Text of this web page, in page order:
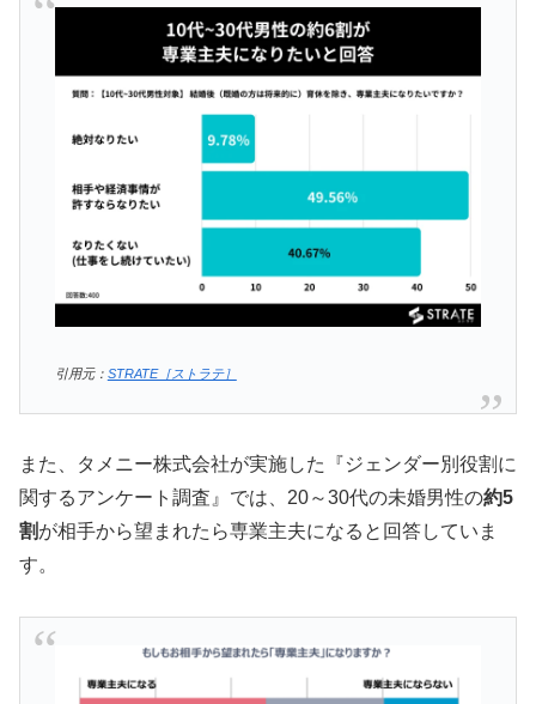
引用元： STRATE［ストラテ］
また、タメニー株式会社が実施した『ジェンダー別役割に
関するアンケート調査』では、20～30代の未婚男性の約5
割が相手から望まれたら専業主夫になると回答していま
す。